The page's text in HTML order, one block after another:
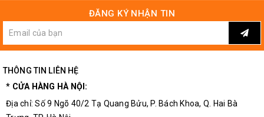
Sản phẩm chính hãng
Lưu ý: Nếu có điều kiện, các bạn nên mua thiếc hàn
solder xịn để cho các mối hàn đẹp hơn, đặc biệt không
độc hại.
ĐĂNG KÝ NHẬN TIN
THÔNG TIN LIÊN HỆ
* CỬA HÀNG HÀ NỘI:
Địa chỉ: Số 9 Ngõ 40/2 Tạ Quang Bửu, P. Bách Khoa, Q. Hai Bà